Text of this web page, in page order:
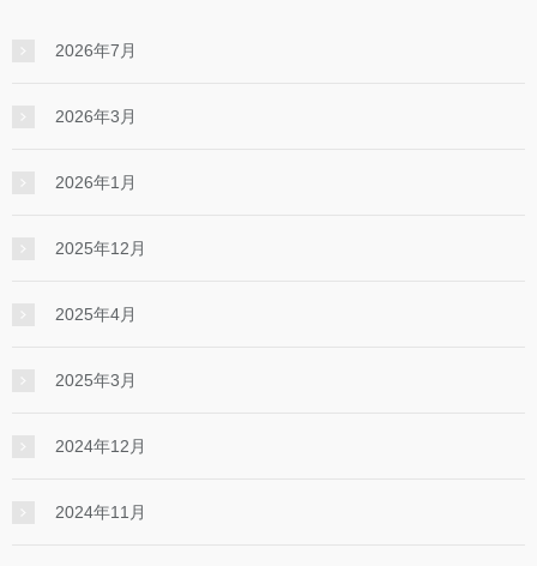
2026年7月
2026年3月
2026年1月
2025年12月
2025年4月
2025年3月
2024年12月
2024年11月